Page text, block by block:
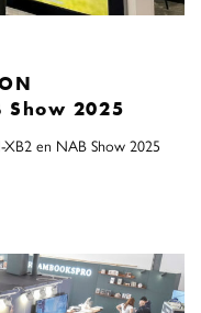
Show 2025
en NAB Show 2025